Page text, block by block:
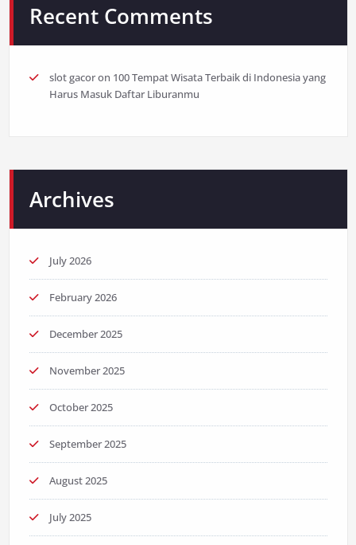
Recent Comments
slot gacoron 100 Tempat Wisata Terbaik di Indonesia yang
Harus Masuk Daftar Liburanmu
Archives
July 2026
February 2026
December 2025
November 2025
October 2025
September 2025
August 2025
July 2025